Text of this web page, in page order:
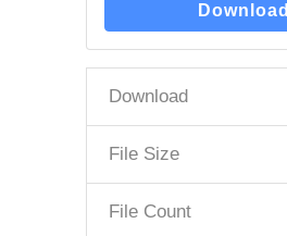
Download
Download
File Size
File Count